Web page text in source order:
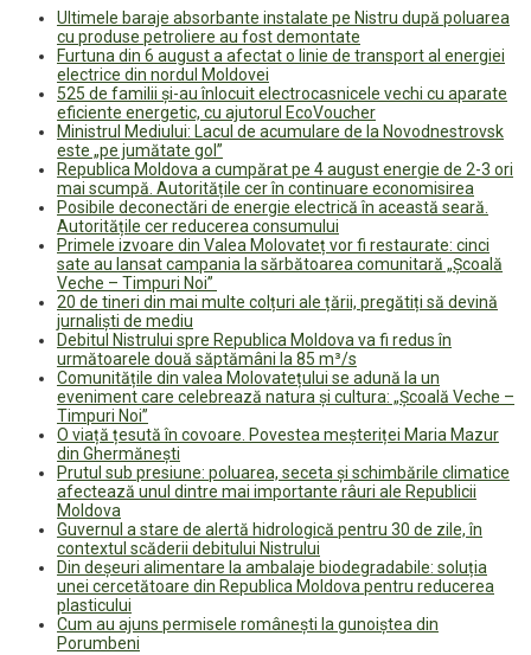
Ultimele baraje absorbante instalate pe Nistru după poluarea
cu produse petroliere au fost demontate
Furtuna din 6 august a afectat o linie de transport al energiei
electrice din nordul Moldovei
525 de familii și-au înlocuit electrocasnicele vechi cu aparate
eficiente energetic, cu ajutorul EcoVoucher
Ministrul Mediului: Lacul de acumulare de la Novodnestrovsk
este „pe jumătate gol”
Republica Moldova a cumpărat pe 4 august energie de 2-3 ori
mai scumpă. Autoritățile cer în continuare economisirea
Posibile deconectări de energie electrică în această seară.
Autoritățile cer reducerea consumului
Primele izvoare din Valea Molovateț vor fi restaurate: cinci
sate au lansat campania la sărbătoarea comunitară „Școală
Veche – Timpuri Noi”
20 de tineri din mai multe colțuri ale țării, pregătiți să devină
jurnaliști de mediu
Debitul Nistrului spre Republica Moldova va fi redus în
următoarele două săptămâni la 85 m³/s
Comunitățile din valea Molovatețului se adună la un
eveniment care celebrează natura și cultura: „Școală Veche –
Timpuri Noi”
O viață țesută în covoare. Povestea meșteriței Maria Mazur
din Ghermănești
Prutul sub presiune: poluarea, seceta și schimbările climatice
afectează unul dintre mai importante râuri ale Republicii
Moldova
Guvernul a stare de alertă hidrologică pentru 30 de zile, în
contextul scăderii debitului Nistrului
Din deșeuri alimentare la ambalaje biodegradabile: soluția
unei cercetătoare din Republica Moldova pentru reducerea
plasticului
Cum au ajuns permisele românești la gunoiștea din
Porumbeni